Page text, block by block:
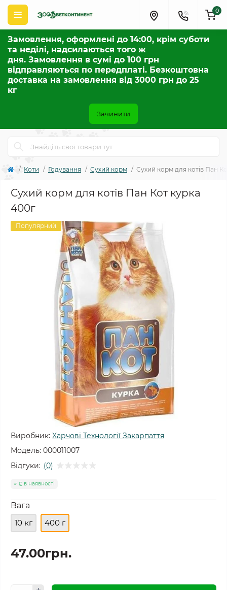
Замовлення, оформлені до 14:00, крім суботи
та неділі, надсилаються того ж
дня. Замовлення в сумі до 100 грн
відправляються по передплаті. Безкоштовна
доставка на замовлення від 3000 грн до 25
кг
Зачинити
0
Коти Годування Сухий корм Сухий корм для котів Пан
Сухий корм для котів Пан Кот курка
400г
Популярний
Виробник: Харчові Технології Закарпаття
Модель: 000011007
Відгуки: (0)
Є в наявності
Вага
10 кг
400 г
47.00грн.